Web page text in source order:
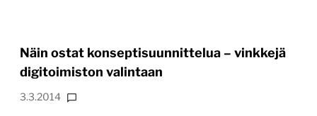
Näin ostat konseptisuunnittelua – vinkkejä
digitoimiston valintaan
3.3.2014